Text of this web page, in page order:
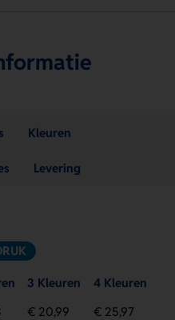
Kleuren
Levering
3 Kleuren
4 Kleuren
€ 20,99
€ 25,97